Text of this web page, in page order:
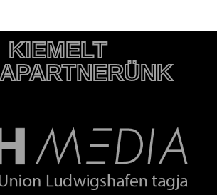
KIEMELT